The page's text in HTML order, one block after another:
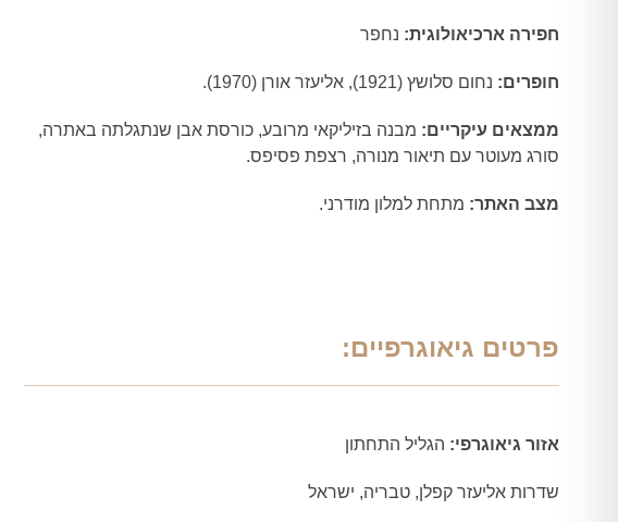
חפירה ארכיאולוגית: נחפר
חופרים: נחום סלושץ (1921), אליעזר אורן (1970).
ממצאים עיקריים: מבנה בזיליקאי מרובע, כורסת אבן שנתגלתה באתרה,
סורג מעוטר עם תיאור מנורה, רצפת פסיפס.
מצב האתר: מתחת למלון מודרני.
פרטים גיאוגרפיים:
אזור גיאוגרפי: הגליל התחתון
שדרות אליעזר קפלן, טבריה, ישראל